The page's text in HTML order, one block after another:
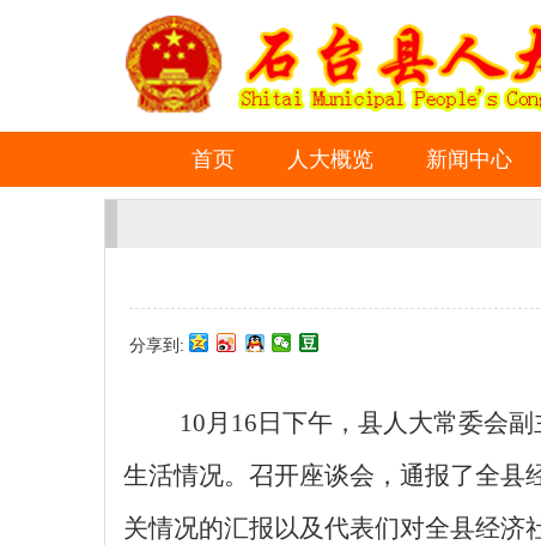
首页 人大概览 新闻中心
分享到:
10月16日下午，县人大常委会
生活情况。召开座谈会， 通报了全县
关情况的汇报以及代表们对全县经济